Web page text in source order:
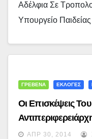
Αδέλφια Σε
Υπουργείο
ΓΡΕΒΕΝΑ ΕΚΛΟΓΕΣ
Οι Επισκέψεις
Σημανδράκου Την
ΑΠΡ 30, 2014